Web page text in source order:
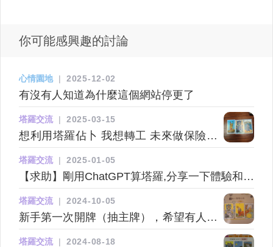
你可能感興趣的討論
心情園地 | 2025-12-02
有沒有人知道為什麼這個網站停更了
塔羅交流 | 2025-03-15
想利用塔羅佔卜 我想轉工 未來做保險行
業會點樣thx
塔羅交流 | 2025-01-05
【求助】剛用ChatGPT算塔羅,分享一下體驗和心
得~
塔羅交流 | 2024-10-05
新手第一次開牌（抽主牌），希望有人能
幫忙解釋
塔羅交流 | 2024-08-18